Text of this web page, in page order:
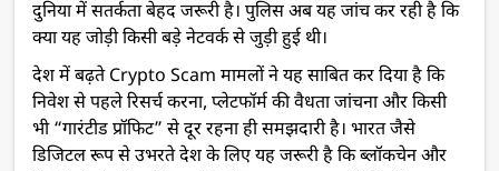
दुनिया में सतर्कता बेहद जरूरी है। पुलिस अब यह जांच कर रही है कि
क्या यह जोड़ी किसी बड़े नेटवर्क से जुड़ी हुई थी।
देश में बढ़ते Crypto Scam मामलों ने यह साबित कर दिया है कि
निवेश से पहले रिसर्च करना, प्लेटफॉर्म की वैधता जांचना और किसी
भी “गारंटीड प्रॉफिट” से दूर रहना ही समझदारी है। भारत जैसे
डिजिटल रूप से उभरते देश के लिए यह जरूरी है कि ब्लॉकचेन और